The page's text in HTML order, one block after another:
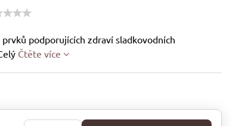
podporujících zdraví sladkovodních
Čtěte více